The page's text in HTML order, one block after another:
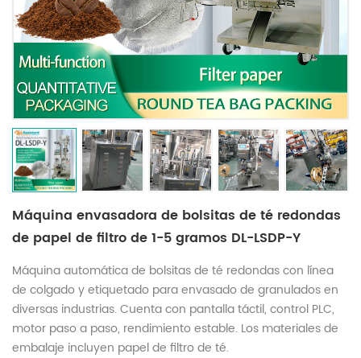
Máquina envasadora de bolsitas de té redondas
de papel de filtro de 1-5 gramos DL-LSDP-Y
Máquina automática de bolsitas de té redondas con línea
de colgado y etiquetado para envasado de granulados en
diversas industrias. Cuenta con pantalla táctil, control PLC,
motor paso a paso, rendimiento estable. Los materiales de
embalaje incluyen papel de filtro de té.